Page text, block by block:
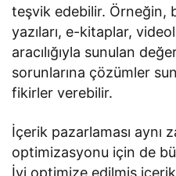
teşvik edebilir. Örneğin,
yazıları, e-kitaplar,
aracılığıyla sunulan
sorunlarına çözümler
fikirler verebilir.
İçerik pazarlaması aynı
optimizasyonu için de
İyi optimize edilmiş